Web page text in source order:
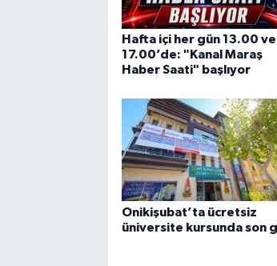
Hafta içi her gün 13.00 ve
17.00’de: "Kanal Maraş
Haber Saati" başlıyor
Onikişubat’ta ücretsiz
üniversite kursunda son